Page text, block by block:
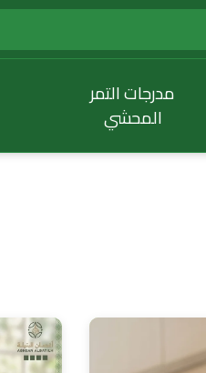
مدرجات التمر
المحشي